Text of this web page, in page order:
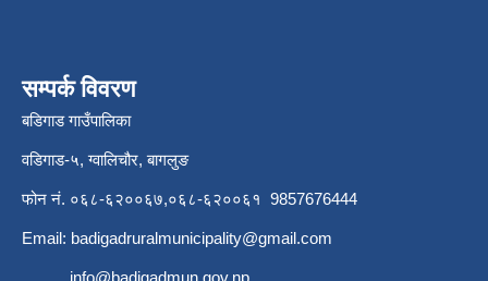
सम्पर्क विवरण
बडिगाड गाउँपालिका
वडिगाड-५, ग्वालिचौर, बागलुङ
फोन नं. ०६८-६२००६७,०६८-६२००६१ 9857676444
Email: badigadruralmunicipality@gmail.com
info@badigadmun.gov.np